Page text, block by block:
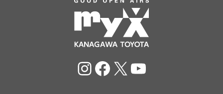
Instagram
Facebook
X YouTube